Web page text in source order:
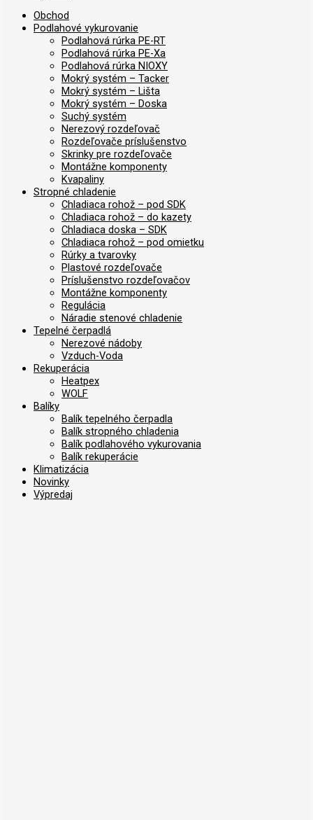
Obchod
Podlahové vykurovanie
Podlahová rúrka PE-RT
Podlahová rúrka PE-Xa
Podlahová rúrka NIOXY
Mokrý systém – Tacker
Mokrý systém – Lišta
Mokrý systém – Doska
Suchý systém
Nerezový rozdeľovač
Rozdeľovače príslušenstvo
Skrinky pre rozdeľovače
Montážne komponenty
Kvapaliny
Stropné chladenie
Chladiaca rohož – pod SDK
Chladiaca rohož – do kazety
Chladiaca doska – SDK
Chladiaca rohož – pod omietku
Rúrky a tvarovky
Plastové rozdeľovače
Príslušenstvo rozdeľovačov
Montážne komponenty
Regulácia
Náradie stenové chladenie
Tepelné čerpadlá
Nerezové nádoby
Vzduch-Voda
Rekuperácia
Heatpex
WOLF
Balíky
Balík tepelného čerpadla
Balík stropného chladenia
Balík podlahového vykurovania
Balík rekuperácie
Klimatizácia
Novinky
Výpredaj